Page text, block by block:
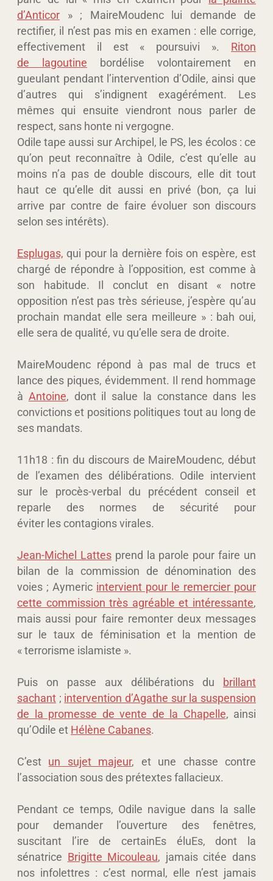
d’Anticor » ; MaireMoudenc lui demande de
rectifier, il n’est pas mis en examen : elle corrige,
effectivement il est « poursuivi ». Riton
de lagoutine bordélise volontairement en
gueulant pendant l’intervention d’Odile, ainsi que
d’autres qui s’indignent exagérément. Les
mêmes qui ensuite viendront nous parler de
respect, sans honte ni vergogne.
Odile tape aussi sur Archipel, le PS, les écolos : ce
qu’on peut reconnaître à Odile, c’est qu’elle au
moins n’a pas de double discours, elle dit tout
haut ce qu’elle dit aussi en privé (bon, ça lui
arrive par contre de faire évoluer son discours
selon ses intérêts).
Esplugas, qui pour la dernière fois on espère, est
chargé de répondre à l’opposition, est comme à
son habitude. Il conclut en disant « notre
opposition n’est pas très sérieuse, j’espère qu’au
prochain mandat elle sera meilleure » : bah oui,
elle sera de qualité, vu qu’elle sera de droite.
MaireMoudenc répond à pas mal de trucs et
lance des piques, évidemment. Il rend hommage
à Antoine, dont il salue la constance dans les
convictions et positions politiques tout au long de
ses mandats.
11h18 : fin du discours de MaireMoudenc, début
de l’examen des délibérations. Odile intervient
sur le procès-verbal du précédent conseil et
reparle des normes de sécurité pour
éviter les contagions virales.
Jean-Michel Lattesprend la parole pour faire un
bilan de la commission de dénomination des
voies ; Aymeric intervient pour le remercier pour
cette commission très agréable et intéressante,
mais aussi pour faire remonter deux messages
sur le taux de féminisation et la mention de
« terrorisme islamiste ».
Puis on passe aux délibérations du brillant
sachant ; intervention d’Agathe sur la suspension
de la promesse de vente de la Chapelle, ainsi
qu’Odile et Hélène Cabanes.
C’est un sujet majeur, et une chasse contre
l’association sous des prétextes fallacieux.
Pendant ce temps, Odile navigue dans la salle
pour demander l’ouverture des fenêtres,
suscitant l’ire de certainEs éluEs, dont la
sénatrice Brigitte Micouleau, jamais citée dans
nos infolettres : c’est normal, elle n’est jamais